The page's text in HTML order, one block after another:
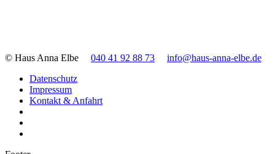
© Haus Anna Elbe 040 41 92 88 73
info@haus-anna-elbe.de
Datenschutz
Impressum
Kontakt & Anfahrt